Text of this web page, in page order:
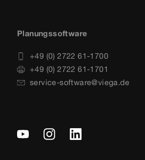
Planungssoftware
+49 (0) 2722 61-1700
+49 (0) 2722 61-1701
service-software@viega.de